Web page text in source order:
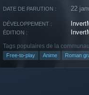
DATE DE PARUTION : 22
DÉVELOPPEMENT :
ÉDITION :
Tags populaires de la
Free-to-play Anime Roman